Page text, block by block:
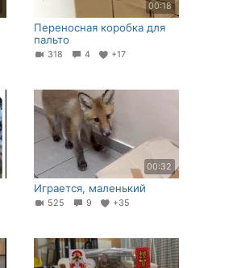
00:18
Переносная коробка для
пальто
318 4 +17
00:32
Играется, маленький
525 9 +35